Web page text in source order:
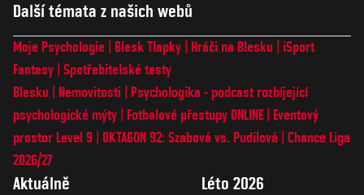
Další témata z našich webů
Moje Psychologie Blesk Tlapky Hráči na Blesku
iSport
Fantasy Spotřebitelské testy
Blesku
Nemovitosti
Psychologika - podcast rozbíjející
psychologické mýty
Fotbalové přestupy ONLINE
Eventový
prostor Level 9 OKTAGON 92: Szabová vs. Pudilová
Chance Liga
2026/27
Aktuálně Léto 2026